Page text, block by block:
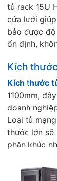
tủ rack 15U
cửa lưới
bảo được
ổn định,
Kích
Kích thước
1100mm,
doanh
Loại tủ
thước lớn sẽ
phân khúc